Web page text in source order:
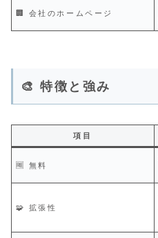
🏢 会社のホームページ
🎨 特徴と強み
項目
🆓 無料
🧩 拡張性